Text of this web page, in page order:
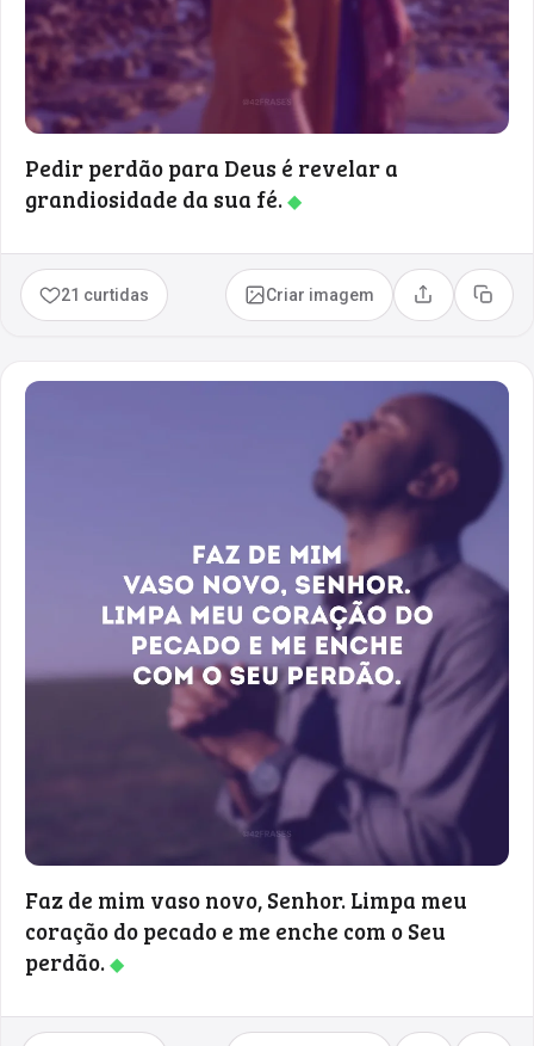
Pedir perdão para Deus é revelar a
grandiosidade da sua fé.◆
21 curtidas Criar imagem Compartilhar
Copiar
Faz de mim vaso novo, Senhor. Limpa meu
coração do pecado e me enche com o Seu
perdão.◆